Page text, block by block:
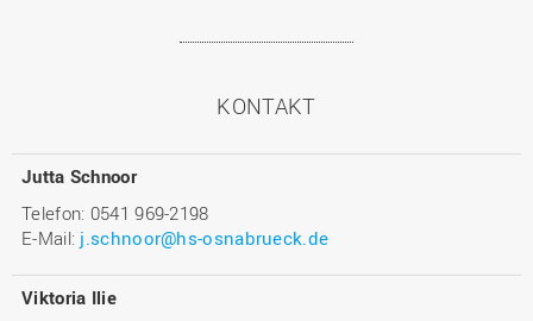
KONTAKT
Jutta Schnoor
Telefon: 0541 969-2198
E-Mail: j.schnoor@hs-osnabrueck.de
Viktoria Ilie